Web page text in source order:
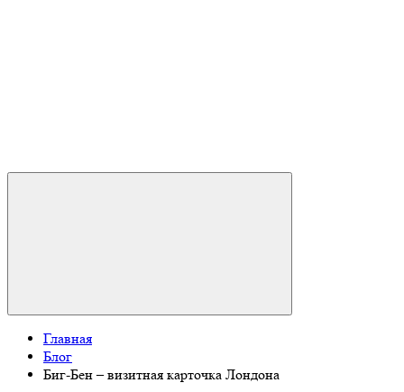
Главная
Блог
Биг-Бен – визитная карточка Лондона